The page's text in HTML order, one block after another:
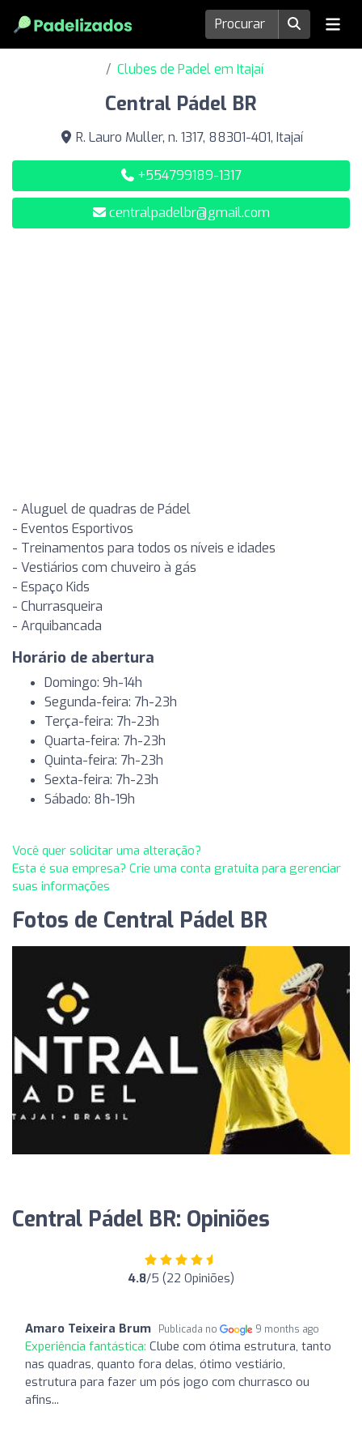
Clubes de Padel em Itajaí
Central Pádel BR
R. Lauro Muller, n. 1317, 88301-401, Itajaí
+554799189-1317
centralpadelbr@gmail.com
- Aluguel de quadras de Pádel
- Eventos Esportivos
- Treinamentos para todos os níveis e idades
- Vestiários com chuveiro à gás
- Espaço Kids
- Churrasqueira
- Arquibancada
Horário de abertura
Domingo: 9h-14h
Segunda-feira: 7h-23h
Terça-feira: 7h-23h
Quarta-feira: 7h-23h
Quinta-feira: 7h-23h
Sexta-feira: 7h-23h
Sábado: 8h-19h
Você quer solicitar uma alteração?
Esta é sua empresa? Crie uma conta gratuita para gerenciar
suas informações
Fotos de Central Pádel BR
Central Pádel BR: Opiniões
4.8/5 (22 Opiniões)
Amaro Teixeira Brum Publicada no 9 months ago
Experiência fantástica: Clube com ótima estrutura, tanto
nas quadras, quanto fora delas, ótimo vestiário,
estrutura para fazer um pós jogo com churrasco ou
afins...